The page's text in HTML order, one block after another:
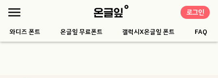
로그인
와디즈 폰트 온글잎 무료폰트 갤럭시X온글잎 폰트 FAQ